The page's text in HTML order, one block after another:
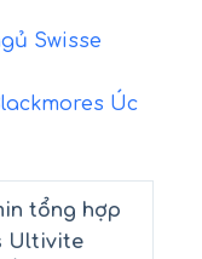
Swisse
Úc
tổng hợp
Ultivite